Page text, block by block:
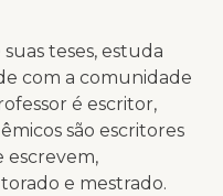
teses, estuda
com a comunidade
é escritor,
são escritores
escrevem,
e mestrado.